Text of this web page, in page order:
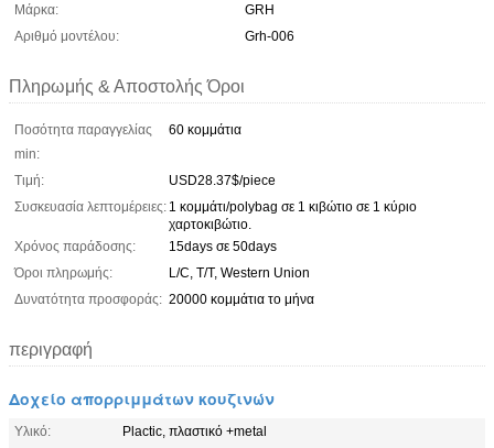
Μάρκα:
GRH
Αριθμό μοντέλου:
Grh-006
Πληρωμής & Αποστολής Όροι
Ποσότητα παραγγελίας
min:
60 κομμάτια
Τιμή:
USD28.37$/piece
Συσκευασία λεπτομέρειες: 1 κομμάτι/polybag σε 1 κιβώτιο σε 1 κύριο
χαρτοκιβώτιο.
Χρόνος παράδοσης:
15days σε 50days
Όροι πληρωμής:
L/C, T/T, Western Union
Δυνατότητα προσφοράς: 20000 κομμάτια το μήνα
περιγραφή
Δοχείο απορριμμάτων κουζινών
Υλικό:
Plactic, πλαστικό +metal